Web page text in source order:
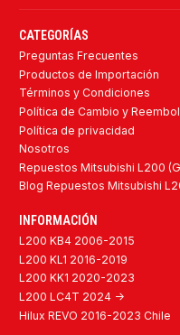
CATEGORÍAS
Preguntas Frecuentes
Productos de Importación
Términos y Condiciones
Política de Cambio y
Política de privacidad
Nosotros
Repuestos Mitsubishi L200
Blog Repuestos Mitsubishi
INFORMACIÓN
L200 KB4 2006-2015
L200 KL1 2016-2019
L200 KK1 2020-2023
L200 LC4T 2024 ->
Hilux REVO 2016-2023 Chile